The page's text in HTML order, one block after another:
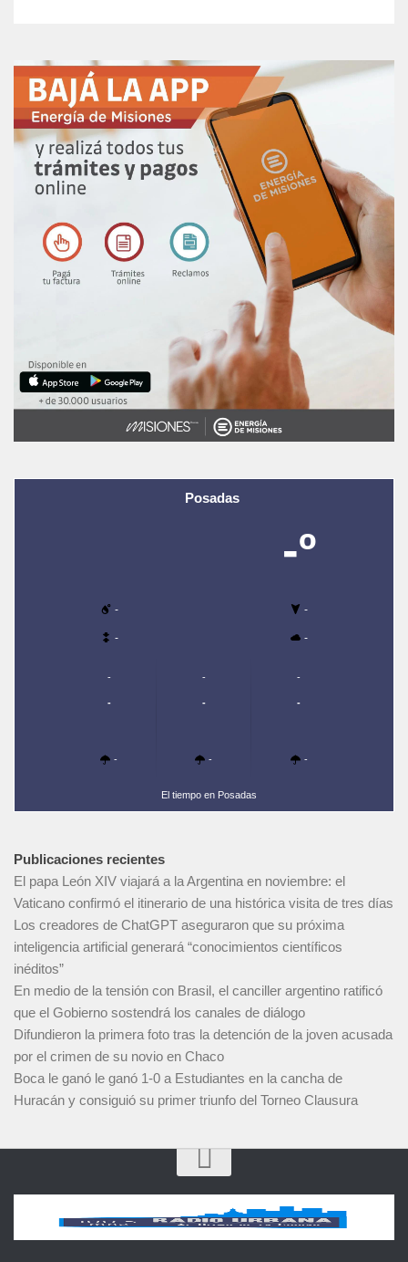
Posadas
-º
- -
- -
-
-
-
-
-
-
-
-
-
El tiempo en Posadas
Publicaciones recientes
El papa León XIV viajará a la Argentina en noviembre: el
Vaticano confirmó el itinerario de una histórica visita de tres días
Los creadores de ChatGPT aseguraron que su próxima
inteligencia artificial generará “conocimientos científicos
inéditos”
En medio de la tensión con Brasil, el canciller argentino ratificó
que el Gobierno sostendrá los canales de diálogo
Difundieron la primera foto tras la detención de la joven acusada
por el crimen de su novio en Chaco
Boca le ganó le ganó 1-0 a Estudiantes en la cancha de
Huracán y consiguió su primer triunfo del Torneo Clausura